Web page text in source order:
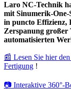
Laro NC-Technik
mit Sinumerik-
in puncto Effizienz,
Zerspanung großer
automatisierten
📰 Lesen Sie hier
Fertigung !
📷 Interaktive 360°-